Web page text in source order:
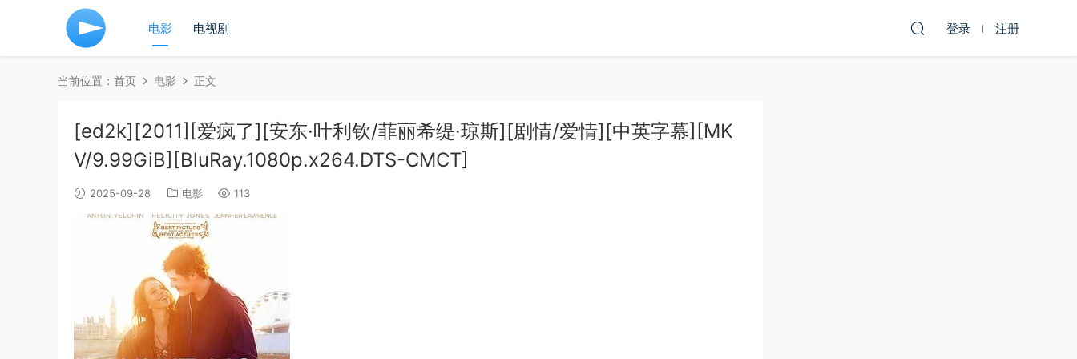
电影 电视剧 登录 注册
当前位置： 首页 电影 正文
[ed2k][2011][爱疯了][安东·叶利钦/菲丽希缇·琼斯][剧情/爱情][中英字幕][MK
V/9.99GiB][BluRay.1080p.x264.DTS-CMCT]
2025-09-28 电影 113